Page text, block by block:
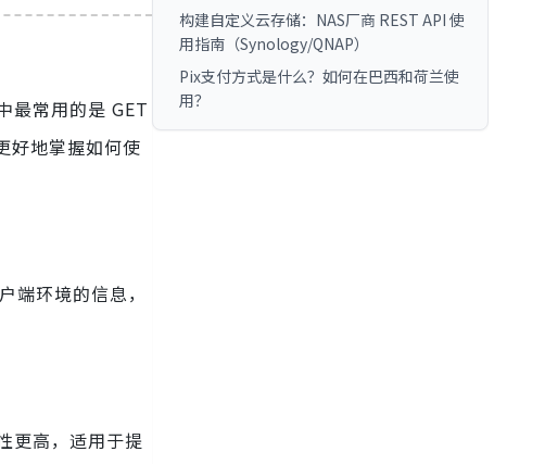
最常用的是 GET
好地掌握如何使
环境的信息，
更高，适用于提
构建自定义云存储：NAS厂商 REST API 使
用指南（Synology/QNAP）
Pix支付方式是什么？如何在巴西和荷兰使
用？